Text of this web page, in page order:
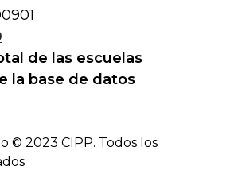
de las escuelas
la base de datos
© 2023 CIPP. Todos los